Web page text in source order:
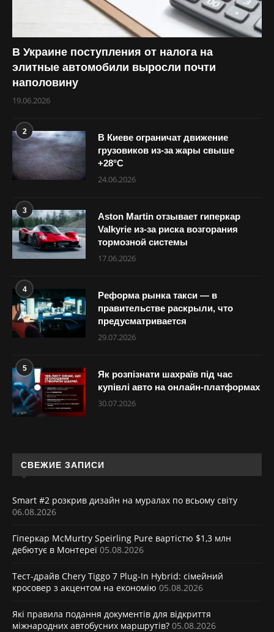
В Украине поступления от налога на
элитные автомобили выросли почти
наполовину
19.06.2026
2
В Киеве ограничат движение
грузовиков из-за жары свыше
+28°С
24.06.2026
3
Aston Martin отзывает гиперкар
Valkyrie из-за риска возгорания
тормозной системы
17.06.2026
4
Реформа рынка такси — в
правительстве раскрыли, что
предусматривается
29.07.2026
5
Як розпізнати шахраїв під час
купівлі авто на онлайн-платформах
30.07.2026
СВЕЖИЕ ЗАПИСИ
Smart #2 розкрив дизайн на муралах по всьому світу
06.08.2026
Гіперкар McMurtry Speirling Pure вартістю $1,3 млн
дебютує в Монтереї 05.08.2026
Тест-драйв Chery Tiggo 7 Plug-In Hybrid: сімейний
кросовер з акцентом на економію 05.08.2026
Які правила подання документів для відкриття
міжнародних автобусних маршрутів? 05.08.2026